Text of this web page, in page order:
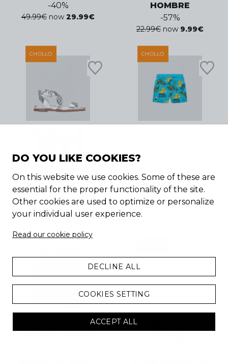
-40%
49.99€ now 29.99€
HOMBRE
-57%
22.99€ now 9.99€
CHOLLO
SANDALIAS
PLATEADAS |
MUJER
50
99.95€ now 49.95€
CHOLLO
BAÑADOR
POKEMON | NIÑO
15.99 € now 7.99€
DO YOU LIKE COOKIES?
On this website we use cookies. Some of these are
essential for the proper functionality of the site.
Other cookies are used to optimize or personalize
your individual user experience.
Read our cookie policy
DECLINE ALL
COOKIES SETTING
ACCEPT ALL